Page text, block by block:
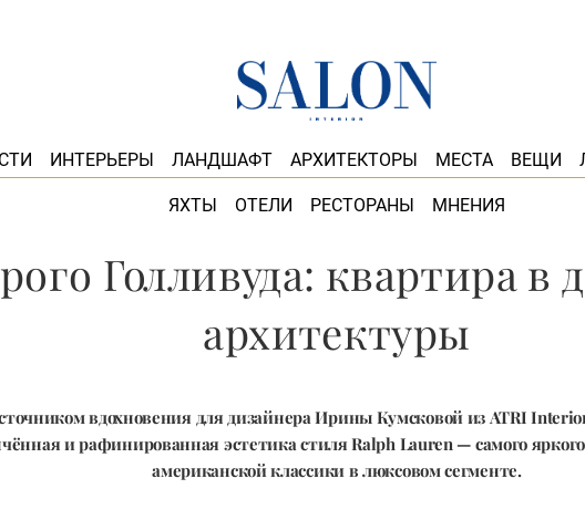
ИНТЕРЬЕРЫ ЛАНДШАФТ АРХИТЕКТОРЫ МЕСТА ВЕЩИ
ЯХТЫ ОТЕЛИ РЕСТОРАНЫ МНЕНИЯ
Голливуда: квартира
архитектуры
вдохновения для дизайнера Ирины Кумсковой из ATRI
и рафинированная эстетика стиля Ralph Lauren — самого
американской классики в люксовом сегменте.